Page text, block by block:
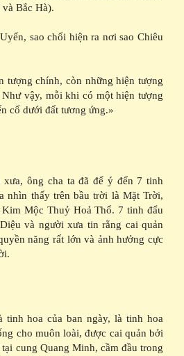
Bắc Hà).
sao chổi hiện ra nơi sao Chiêu
tượng chính, còn những hiện tượng
vậy, mỗi khi có một hiện tượng
cố dưới đất tương ứng.»
xưa, ông cha ta đã để ý đến 7 tinh
nhìn thấy trên bầu trời là Mặt Trời,
Mộc Thuỷ Hoả Thổ. 7 tinh đẩu
và người xưa tin rằng cai quản
năng rất lớn và ảnh hưởng cực
tinh hoa của ban ngày, là tinh hoa
cho muôn loài, được cai quản bởi
cung Quang Minh, cầm đầu trong